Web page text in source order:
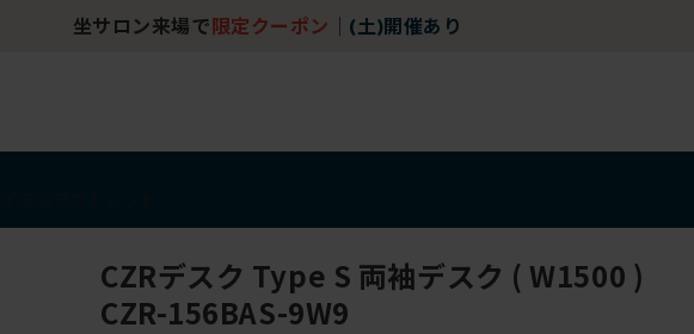
坐サロン来場で 限定クーポン (土)開催あり
CZRデスク Type S 両袖デスク ( W1500 )
CZR-156BAS-9W9